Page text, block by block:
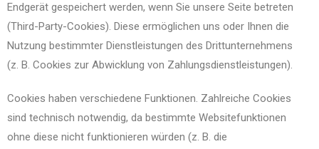
Endgerät gespeichert werden, wenn Sie unsere Seite betreten
(Third-Party-Cookies). Diese ermöglichen uns oder Ihnen die
Nutzung bestimmter Dienstleistungen des Drittunternehmens
(z. B. Cookies zur Abwicklung von Zahlungsdienstleistungen).
Cookies haben verschiedene Funktionen. Zahlreiche Cookies
sind technisch notwendig, da bestimmte Websitefunktionen
ohne diese nicht funktionieren würden (z. B. die